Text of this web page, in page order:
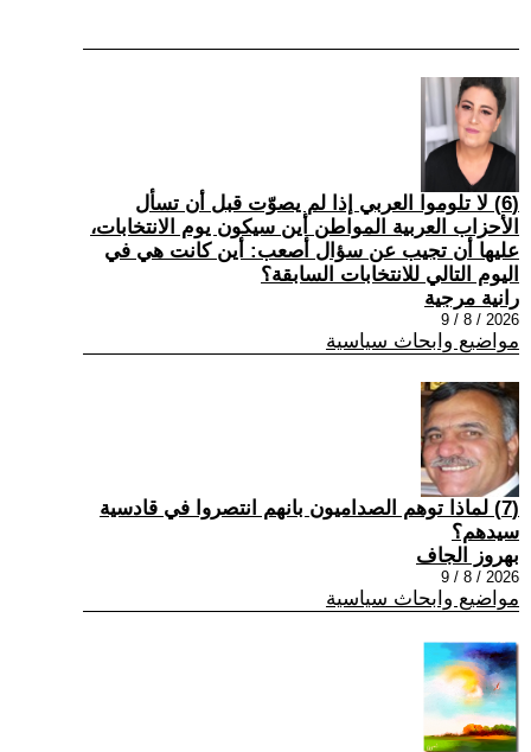
(6) لا تلوموا العربي إذا لم يصوّت قبل أن تسأل
الأحزاب العربية المواطن أين سيكون يوم الانتخابات،
عليها أن تجيب عن سؤال أصعب: أين كانت هي في
اليوم التالي للانتخابات السابقة؟
رانية مرجية
2026 / 8 / 9
مواضيع وابحاث سياسية
(7) ‏لماذا توهم الصداميون بانهم انتصروا في قادسية
سيدهم؟
بهروز الجاف
2026 / 8 / 9
مواضيع وابحاث سياسية